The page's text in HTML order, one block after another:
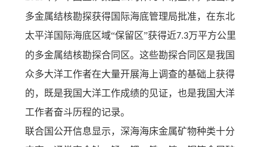
多金属结核勘探获得国际海底管理局批准，在东北
太平洋国际海底区域“保留区”获得近7.3万平方公里
的多金属结核勘探合同区。这些勘探合同区是我国
众多大洋工作者在大量开展海上调查的基础上获得
的，既是我国大洋工作成绩的见证，也是我国大洋
工作者奋斗历程的记录。
联合国公开信息显示，深海海床金属矿物种类十分